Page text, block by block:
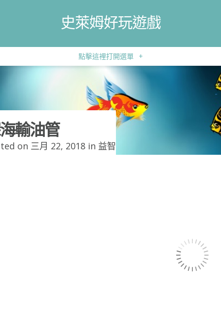
史萊姆好玩遊戲
點擊這裡打開選單 +
輸油管
on 三月 22, 2018 in 益智